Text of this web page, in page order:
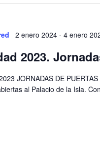
2 enero 2024- 4 enero
2023.
JORNADAS DE
al Palacio de la Isla.